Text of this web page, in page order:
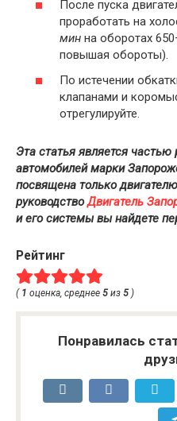
После пуска
проработать на
мин на оборотах
повышая обороты).
По истечении
клапанами и
отрегулируйте.
Эта статья является частью
автомобилей марки
посвящена только
руководствоДвигатель
и его системы вы найдете
Рейтинг
( 1 оценка, среднее 5 из 5 )
Понравилась